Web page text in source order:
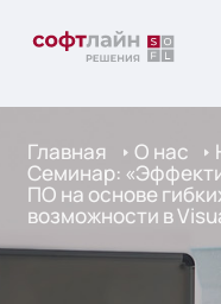
Главная О нас
Семинар:
ПО на основе
возможности в